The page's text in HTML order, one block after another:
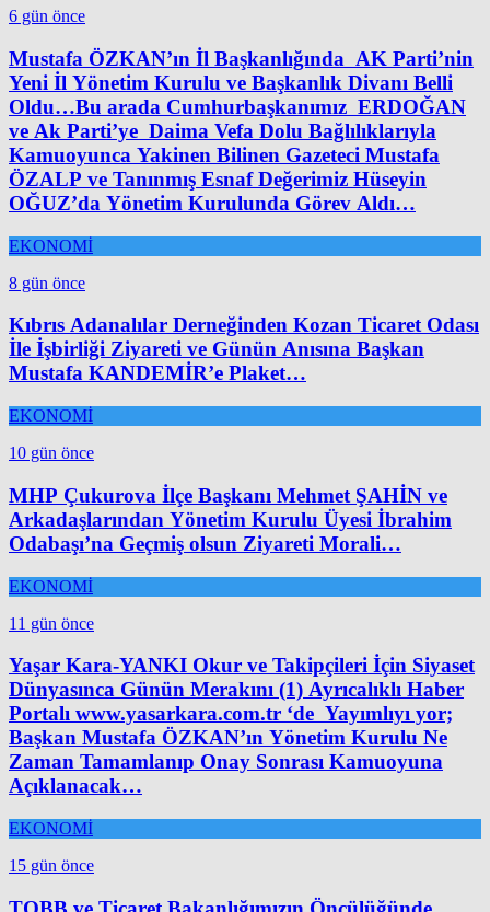
6 gün önce
Mustafa ÖZKAN’ın İl Başkanlığında AK Parti’nin
Yeni İl Yönetim Kurulu ve Başkanlık Divanı Belli
Oldu…Bu arada Cumhurbaşkanımız ERDOĞAN
ve Ak Parti’ye Daima Vefa Dolu Bağlılıklarıyla
Kamuoyunca Yakinen Bilinen Gazeteci Mustafa
ÖZALP ve Tanınmış Esnaf Değerimiz Hüseyin
OĞUZ’da Yönetim Kurulunda Görev Aldı…
EKONOMİ
8 gün önce
Kıbrıs Adanalılar Derneğinden Kozan Ticaret Odası
İle İşbirliği Ziyareti ve Günün Anısına Başkan
Mustafa KANDEMİR’e Plaket…
EKONOMİ
10 gün önce
MHP Çukurova İlçe Başkanı Mehmet ŞAHİN ve
Arkadaşlarından Yönetim Kurulu Üyesi İbrahim
Odabaşı’na Geçmiş olsun Ziyareti Morali…
EKONOMİ
11 gün önce
Yaşar Kara-YANKI Okur ve Takipçileri İçin Siyaset
Dünyasınca Günün Merakını (1) Ayrıcalıklı Haber
Portalı www.yasarkara.com.tr ‘de Yayımlıyı yor;
Başkan Mustafa ÖZKAN’ın Yönetim Kurulu Ne
Zaman Tamamlanıp Onay Sonrası Kamuoyuna
Açıklanacak…
EKONOMİ
15 gün önce